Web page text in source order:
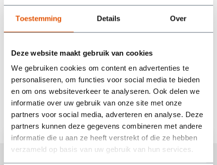
Toestemming Details Over
Deze website maakt gebruik van cookies
We gebruiken cookies om content en advertenties te
personaliseren, om functies voor social media te bieden
en om ons websiteverkeer te analyseren. Ook delen we
informatie over uw gebruik van onze site met onze
partners voor social media, adverteren en analyse. Deze
partners kunnen deze gegevens combineren met andere
informatie die u aan ze heeft verstrekt of die ze hebben
verzameld op basis van uw gebruik van hun services.
Tijdens de huurperiode liep het bij ons allemaal even wat
anders dan gepland, maar er werd goed meegedacht. Heel
betrouwbare partij die niet alleen doet wat ze beloven, maar
Wim van den Berg